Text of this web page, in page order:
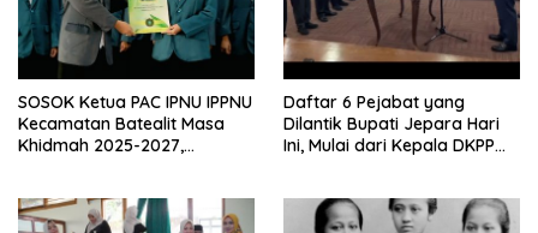
SOSOK Ketua PAC IPNU IPPNU
Kecamatan Batealit Masa
Khidmah 2025-2027,
Daftar 6 Pejabat yang
Dilantik Bupati Jepara Hari
Ini, Mulai dari Kepala DKPP